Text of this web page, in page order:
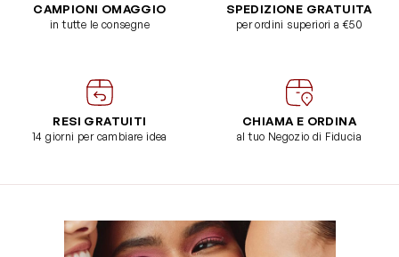
CAMPIONI OMAGGIO
in tutte le consegne
SPEDIZIONE GRATUITA
per ordini superiori a €50
RESI GRATUITI
14 giorni per cambiare idea
CHIAMA E ORDINA
al tuo Negozio di Fiducia